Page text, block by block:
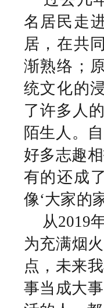
名居民走
居，在共
渐熟络；
统文化的
了许多人
陌生 人。
好多志趣
有的还成
像‘大家的
从2019
为充满烟
点，未来
事当成大